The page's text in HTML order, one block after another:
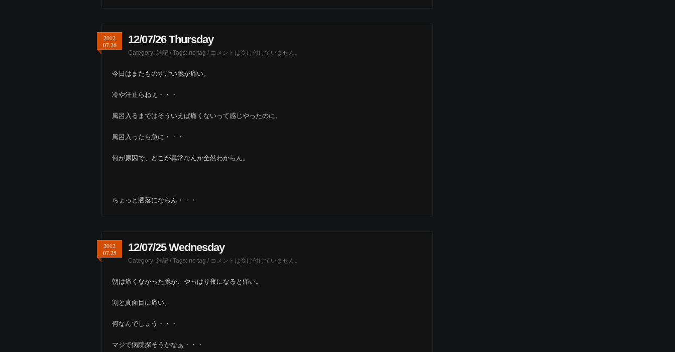
2012
07.26
12/07/26 Thursday
Category: 雑記 / Tags: no tag / コメントは受け付けていません。
今日はまたものすごい腕が痛い。
冷や汗止らねぇ・・・
風呂入るまではそういえば痛くないって感じやったのに、
風呂入ったら急に・・・
何が原因で、どこが異常なんか全然わからん。
ちょっと洒落にならん・・・
2012
07.25
12/07/25 Wednesday
Category: 雑記 / Tags: no tag / コメントは受け付けていません。
朝は痛くなかった腕が、やっぱり夜になると痛い。
割と真面目に痛い。
何なんでしょう・・・
マジで病院探そうかなぁ・・・